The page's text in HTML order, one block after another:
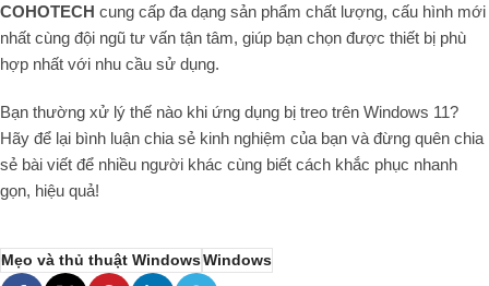
COHOTECH cung cấp đa dạng sản phẩm chất lượng, cấu hình mới
nhất cùng đội ngũ tư vấn tận tâm, giúp bạn chọn được thiết bị phù
hợp nhất với nhu cầu sử dụng.
Bạn thường xử lý thế nào khi ứng dụng bị treo trên Windows 11?
Hãy để lại bình luận chia sẻ kinh nghiệm của bạn và đừng quên chia
sẻ bài viết để nhiều người khác cùng biết cách khắc phục nhanh
gọn, hiệu quả!
Mẹo và thủ thuật WindowsWindows